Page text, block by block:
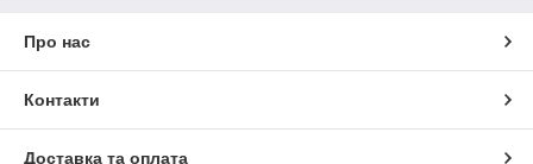
Про нас
Контакти
Доставка та оплата